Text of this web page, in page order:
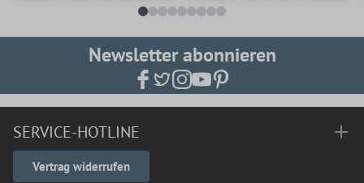
Newsletter abonnieren
SERVICE-HOTLINE
Vertrag widerrufen